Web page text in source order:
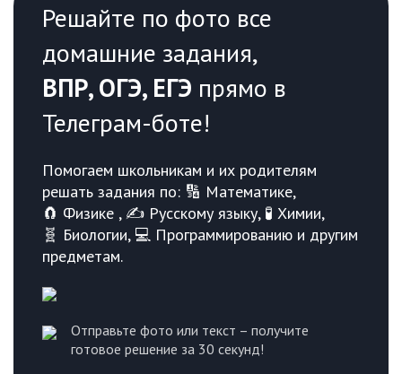
Решайте по фото все
домашние задания,
ВПР, ОГЭ, ЕГЭ прямо в
Телеграм-боте!
Помогаем школьникам и их родителям
решать задания по: 🔢 Математике,
🧲 Физике , ✍️ Русскому языку, 🧪 Химии,
🧬 Биологии, 💻 Программированию и другим
предметам.
Отправьте фото или текст – получите
готовое решение за 30 секунд!